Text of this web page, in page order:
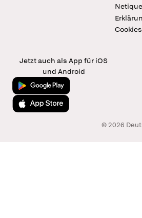
Jetzt auch als App für iOS
und Android
Jetzt bei Google Play
Laden im App Store
© 2026